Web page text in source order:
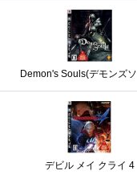
Demon's Souls(デモンズ
デビル メイ クライ 4